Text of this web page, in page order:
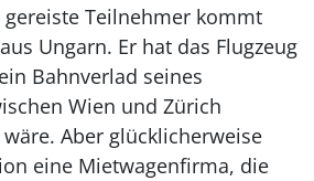
Teilnehmer kommt
Ungarn. Er hat das Flugzeug
Bahnverlad seines
Wien und Zürich
Aber glücklicherweise
eine Mietwagenfirma, die